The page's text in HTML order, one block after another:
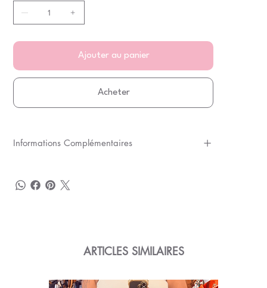
Ajouter au panier
Acheter
Informations Complémentaires
ARTICLES SIMILAIRES